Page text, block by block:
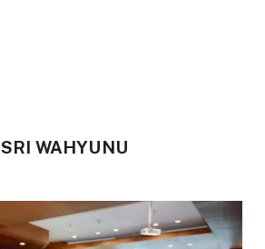
SRI WAHYUNU